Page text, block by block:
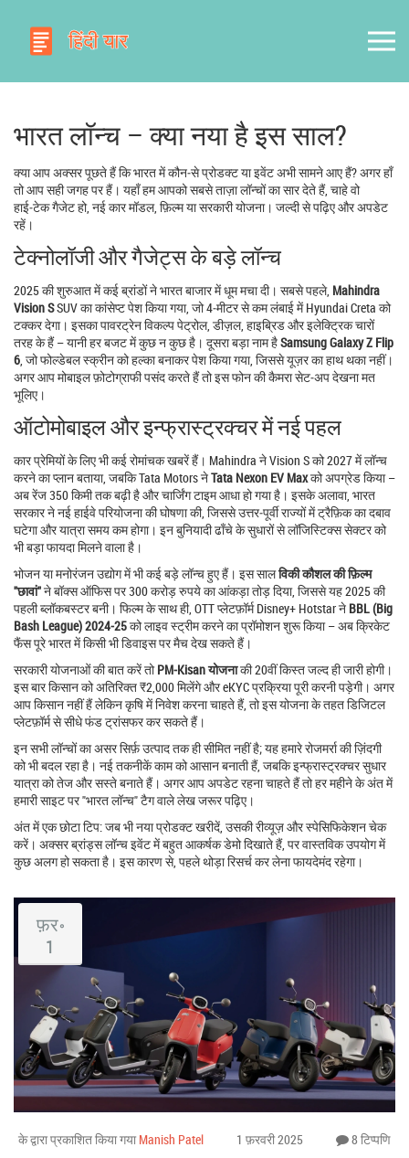
भारत लॉन्च – क्या नया है इस साल?
क्या आप अक्सर पूछते हैं कि भारत में कौन‑से प्रोडक्ट या इवेंट अभी सामने आए हैं? अगर हाँ
तो आप सही जगह पर हैं। यहाँ हम आपको सबसे ताज़ा लॉन्चों का सार देते हैं, चाहे वो
हाई‑टेक गैजेट हो, नई कार मॉडल, फ़िल्म या सरकारी योजना। जल्दी से पढ़िए और अपडेट
रहें।
टेक्नोलॉजी और गैजेट्स के बड़े लॉन्च
2025 की शुरुआत में कई ब्रांडों ने भारत बाजार में धूम मचा दी। सबसे पहले, Mahindra
Vision SSUV का कांसेप्ट पेश किया गया, जो 4‑मीटर से कम लंबाई में Hyundai Creta को
टक्कर देगा। इसका पावरट्रेन विकल्प पेट्रोल, डीज़ल, हाइब्रिड और इलेक्ट्रिक चारों
तरह के हैं – यानी हर बजट में कुछ न कुछ है। दूसरा बड़ा नाम हैSamsung Galaxy Z Flip
6 , जो फोल्डेबल स्क्रीन को हल्का बनाकर पेश किया गया, जिससे यूज़र का हाथ थका नहीं।
अगर आप मोबाइल फ़ोटोग्राफी पसंद करते हैं तो इस फोन की कैमरा सेट‑अप देखना मत
भूलिए।
ऑटोमोबाइल और इन्फ्रास्ट्रक्चर में नई पहल
कार प्रेमियों के लिए भी कई रोमांचक खबरें हैं। Mahindra ने Vision S को 2027 में लॉन्च
करने का प्लान बताया, जबकि Tata Motors नेTata Nexon EV Maxको अपग्रेड किया –
अब रेंज 350 किमी तक बढ़ी है और चार्जिंग टाइम आधा हो गया है। इसके अलावा, भारत
सरकार ने नई हाईवे परियोजना की घोषणा की, जिससे उत्तर‑पूर्वी राज्यों में ट्रैफ़िक का दबाव
घटेगा और यात्रा समय कम होगा। इन बुनियादी ढाँचे के सुधारों से लॉजिस्टिक्स सेक्टर को
भी बड़ा फायदा मिलने वाला है।
भोजन या मनोरंजन उद्योग में भी कई बड़े लॉन्च हुए हैं। इस सालविकी कौशल की फ़िल्म
"छावां"ने बॉक्स ऑफिस पर 300 करोड़ रुपये का आंकड़ा तोड़ दिया, जिससे यह 2025 की
पहली ब्लॉकबस्टर बनी। फिल्म के साथ ही, OTT प्लेटफ़ॉर्म Disney+ Hotstar ने BBL (Big
Bash League) 2024‑25को लाइव स्ट्रीम करने का प्रॉमोशन शुरू किया – अब क्रिकेट
फैंस पूरे भारत में किसी भी डिवाइस पर मैच देख सकते हैं।
सरकारी योजनाओं की बात करें तोPM‑Kisan योजनाकी 20वीं किस्त जल्द ही जारी होगी।
इस बार किसान को अतिरिक्त ₹2,000 मिलेंगे और eKYC प्रक्रिया पूरी करनी पड़ेगी। अगर
आप किसान नहीं हैं लेकिन कृषि में निवेश करना चाहते हैं, तो इस योजना के तहत डिजिटल
प्लेटफ़ॉर्म से सीधे फंड ट्रांसफर कर सकते हैं।
इन सभी लॉन्चों का असर सिर्फ़ उत्पाद तक ही सीमित नहीं है; यह हमारे रोजमर्रा की ज़िंदगी
को भी बदल रहा है। नई तकनीकें काम को आसान बनाती हैं, जबकि इन्फ्रास्ट्रक्चर सुधार
यात्रा को तेज और सस्ते बनाते हैं। अगर आप अपडेट रहना चाहते हैं तो हर महीने के अंत में
हमारी साइट पर "भारत लॉन्च" टैग वाले लेख जरूर पढ़िए।
अंत में एक छोटा टिप: जब भी नया प्रोडक्ट खरीदें, उसकी रीव्यूज़ और स्पेसिफिकेशन चेक
करें। अक्सर ब्रांड्स लॉन्च इवेंट में बहुत आकर्षक डेमो दिखाते हैं, पर वास्तविक उपयोग में
कुछ अलग हो सकता है। इस कारण से, पहले थोड़ा रिसर्च कर लेना फायदेमंद रहेगा।
फ़र॰
1
के द्वारा प्रकाशित किया गया Manish Patel 1 फ़रवरी 2025 8 टिप्पणि